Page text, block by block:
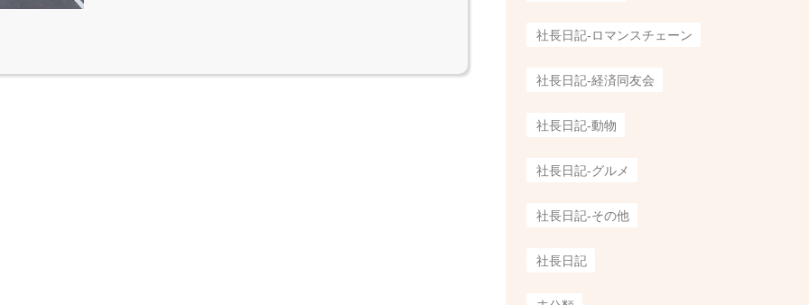
社長日記-ロマンスチェーン
社長日記-経済同友会
社長日記-動物
社長日記-グルメ
社長日記-その他
社長日記